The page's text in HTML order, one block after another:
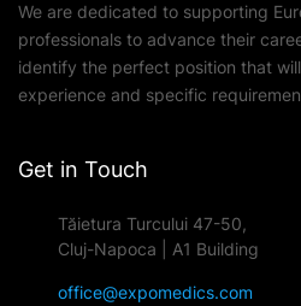
We are dedicated to supporting
professionals to advance their
identify the perfect position that
experience and specific
Get in Touch
Tăietura Turcului 47-50,
Cluj-Napoca | A1 Building
office@expomedics.com